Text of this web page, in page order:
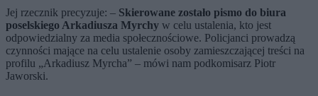
Jej rzecznik precyzuje: – Skierowane zostało pismo do biura
poselskiego Arkadiusza Myrchy w celu ustalenia, kto jest
odpowiedzialny za media społecznościowe. Policjanci prowadzą
czynności mające na celu ustalenie osoby zamieszczającej treści na
profilu „Arkadiusz Myrcha” – mówi nam podkomisarz Piotr
Jaworski.